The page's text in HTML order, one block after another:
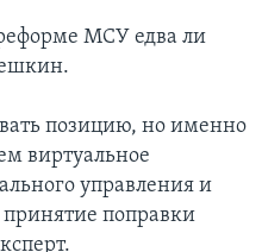
МСУ едва ли
позицию, но именно
виртуальное
управления и
принятие поправки